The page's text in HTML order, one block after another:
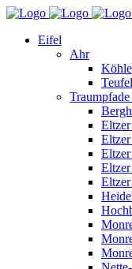
Eifel
Ahr